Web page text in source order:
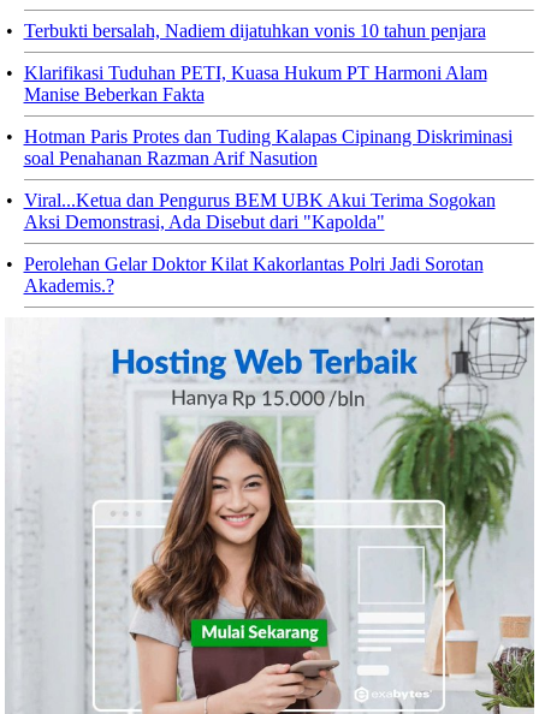
• Terbukti bersalah, Nadiem dijatuhkan vonis 10 tahun penjara
• Klarifikasi Tuduhan PETI, Kuasa Hukum PT Harmoni Alam
Manise Beberkan Fakta
• Hotman Paris Protes dan Tuding Kalapas Cipinang Diskriminasi
soal Penahanan Razman Arif Nasution
• Viral...Ketua dan Pengurus BEM UBK Akui Terima Sogokan
Aksi Demonstrasi, Ada Disebut dari "Kapolda"
• Perolehan Gelar Doktor Kilat Kakorlantas Polri Jadi Sorotan
Akademis.?